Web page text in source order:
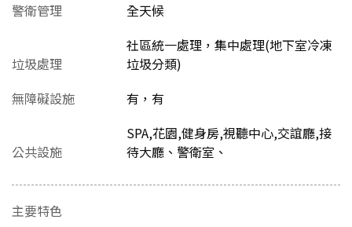
警衛管理
全天候
垃圾處理
社區統一處理，集中處理(地下室冷凍
垃圾分類)
無障礙設施
有，有
公共設施
SPA,花園,健身房,視聽中心,交誼廳,接
待大廳、警衛室、
主要特色